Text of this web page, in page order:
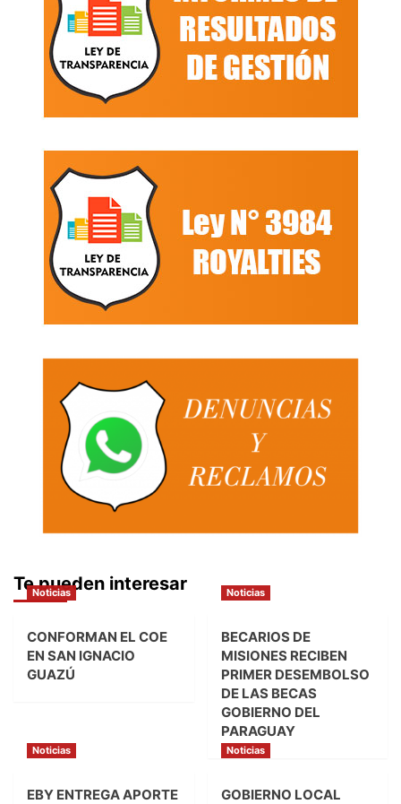
Te pueden interesar
Noticias
CONFORMAN EL COE
EN SAN IGNACIO
GUAZÚ
Noticias
BECARIOS DE
MISIONES RECIBEN
PRIMER DESEMBOLSO
DE LAS BECAS
GOBIERNO DEL
PARAGUAY
Noticias
EBY ENTREGA APORTE
Noticias
GOBIERNO LOCAL